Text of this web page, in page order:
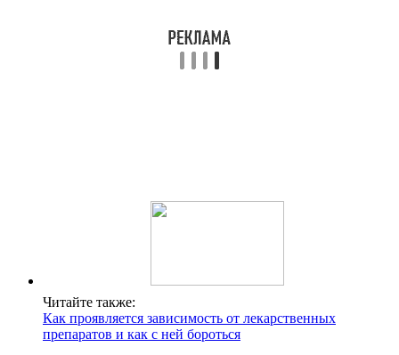
Читайте также:
Как проявляется зависимость от лекарственных
препаратов и как с ней бороться